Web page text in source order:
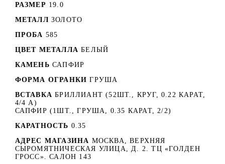
РАЗМЕР 19.0
МЕТАЛЛ ЗОЛОТО
ПРОБА 585
ЦВЕТ МЕТАЛЛА БЕЛЫЙ
КАМЕНЬ САПФИР
ФОРМА ОГРАНКИ ГРУША
ВСТАВКА БРИЛЛИАНТ (52ШТ., КРУГ, 0.22 КАРАТ,
4/4 А)
САПФИР (1ШТ., ГРУША, 0.35 КАРАТ, 2/2)
КАРАТНОСТЬ 0.35
АДРЕС МАГАЗИНА МОСКВА, ВЕРХНЯЯ
СЫРОМЯТНИЧЕСКАЯ УЛИЦА, Д. 2. ТЦ «ГОЛДЕН
ГРОСС». САЛОН 143